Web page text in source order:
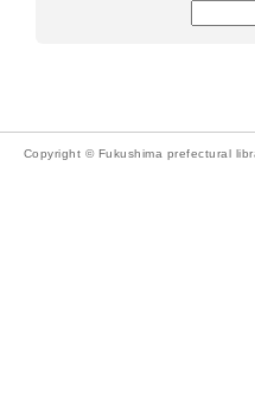
Copyright © Fukushima prefectural